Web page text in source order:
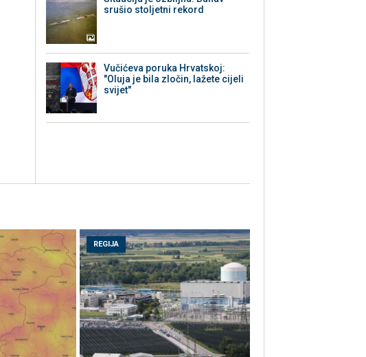
srušio stoljetni rekord
Vučićeva poruka Hrvatskoj:
"Oluja je bila zločin, lažete cijeli
svijet"
REGIJA